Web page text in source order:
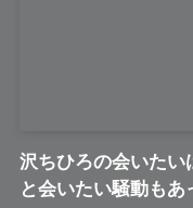
沢ちひろの会いたい
と会いたい騒動も